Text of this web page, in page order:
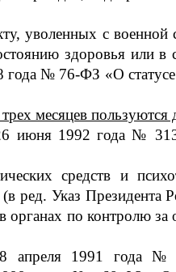
уволенных с
здоровья или в
№ 76-ФЗ «О
месяцев пользуются
июня 1992 года №
средств и
ред. Указ Президента
по контролю за
апреля 1991 года